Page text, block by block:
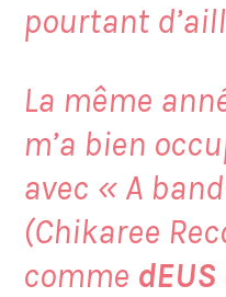
pourtant
La même
m’a bien
avec « A
(Chikaree
comme dEUS